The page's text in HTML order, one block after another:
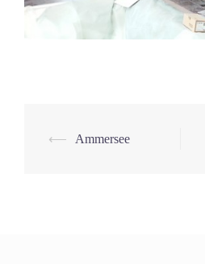
Beitrags-
⟵ Ammersee